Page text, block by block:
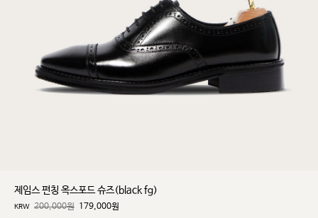
제임스 펀칭 옥스포드 슈즈(black fg)
KRW 200,000원 179,000원